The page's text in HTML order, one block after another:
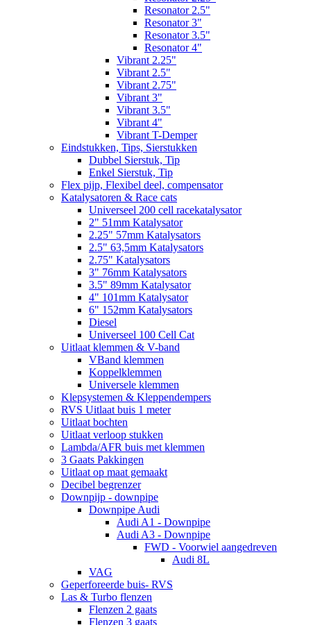
Resonator 2.5"
Resonator 3"
Resonator 3.5"
Resonator 4"
Vibrant 2.25"
Vibrant 2.5"
Vibrant 2.75"
Vibrant 3"
Vibrant 3.5"
Vibrant 4"
Vibrant T-Demper
Eindstukken, Tips, Sierstukken
Dubbel Sierstuk, Tip
Enkel Sierstuk, Tip
Flex pijp, Flexibel deel, compensator
Katalysatoren & Race cats
Universeel 200 cell racekatalysator
2" 51mm Katalysator
2.25" 57mm Katalysators
2.5" 63,5mm Katalysators
2.75" Katalysators
3" 76mm Katalysators
3.5" 89mm Katalysator
4" 101mm Katalysator
6" 152mm Katalysators
Diesel
Universeel 100 Cell Cat
Uitlaat klemmen & V-band
VBand klemmen
Koppelklemmen
Universele klemmen
Klepsystemen & Kleppendempers
RVS Uitlaat buis 1 meter
Uitlaat bochten
Uitlaat verloop stukken
Lambda/AFR buis met klemmen
3 Gaats Pakkingen
Uitlaat op maat gemaakt
Decibel begrenzer
Downpijp - downpipe
Downpipe Audi
Audi A1 - Downpipe
Audi A3 - Downpipe
FWD - Voorwiel aangedreven
Audi 8L
VAG
Geperforeerde buis- RVS
Las & Turbo flenzen
Flenzen 2 gaats
Flenzen 3 gaats